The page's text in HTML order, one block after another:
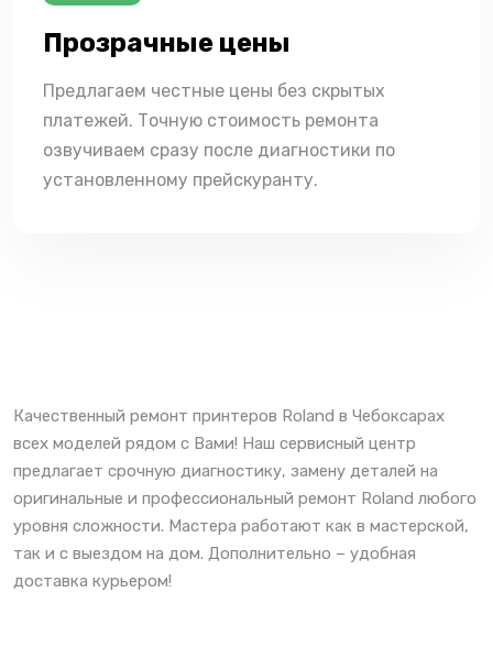
Прозрачные цены
Предлагаем честные цены без скрытых
платежей. Точную стоимость ремонта
озвучиваем сразу после диагностики по
установленному прейскуранту.
Качественный ремонт принтеров Roland в Чебоксарах
всех моделей рядом с Вами! Наш сервисный центр
предлагает срочную диагностику, замену деталей на
оригинальные и профессиональный ремонт Roland любого
уровня сложности. Мастера работают как в мастерской,
так и с выездом на дом. Дополнительно – удобная
доставка курьером!